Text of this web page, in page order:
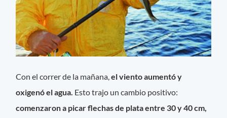
Con el correr de la mañana,el viento aumentó y
oxigenó el agua. Esto trajo un cambio positivo:
comenzaron a picar flechas de plata entre 30 y 40 cm,